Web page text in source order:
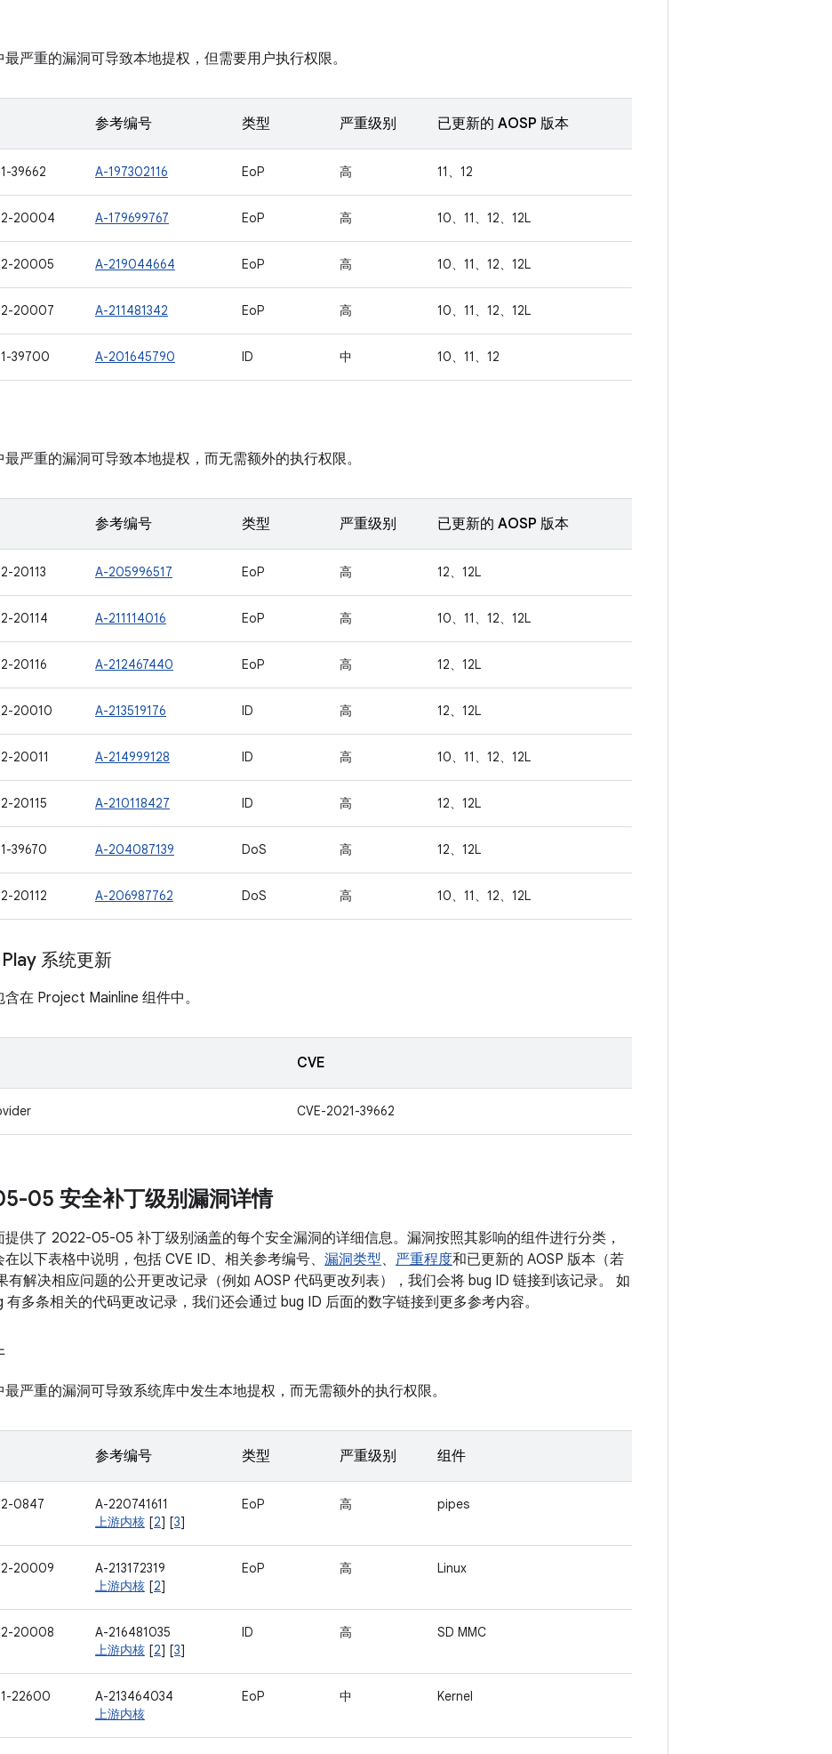
严重的漏洞可导致本地提权，但需要用户执行权限。
参考编号 类型 严重级别 已更新的 AOSP 版本
39662 A-197302116 EoP 高 11、12
20004 A-179699767 EoP 高 10、11、12、12L
20005 A-219044664 EoP 高 10、11、12、12L
20007 A-211481342 EoP 高 10、11、12、12L
39700 A-201645790 ID 中 10、11、12
严重的漏洞可导致本地提权，而无需额外的执行权限。
参考编号 类型 严重级别 已更新的 AOSP 版本
20113 A-205996517 EoP 高 12、12L
20114 A-211114016 EoP 高 10、11、12、12L
20116 A-212467440 EoP 高 12、12L
20010 A-213519176 ID 高 12、12L
20011 A-214999128 ID 高 10、11、12、12L
20115 A-210118427 ID 高 12、12L
39670 A-204087139 DoS 高 12、12L
20112 A-206987762 DoS 高 10、11、12、12L
系统更新
在 Project Mainline 组件中。
CVE
CVE-2021-39662
05 安全补丁级别漏洞详情
提供了 2022-05-05 补丁级别涵盖的每个安全漏洞的详细信息。漏洞按照其影响的组件进行分类，
以下表格中说明，包括 CVE ID、相关参考编号、 漏洞类型、 严重程度和已更新的 AOSP 版本（若
有解决相应问题的公开更改记录（例如 AOSP 代码更改列表），我们会将 bug ID 链接到该记录。 如
有多条相关的代码更改记录，我们还会通过 bug ID 后面的数字链接到更多参考内容。
严重的漏洞可导致系统库中发生本地提权，而无需额外的执行权限。
参考编号 类型 严重级别 组件
0847
A-220741611
上游内核 [2] [3]
EoP 高 pipes
20009
A-213172319
上游内核 [2]
EoP 高 Linux
20008
A-216481035
上游内核 [2] [3]
ID 高 SD MMC
22600
A-213464034
上游内核
EoP 中 Kernel